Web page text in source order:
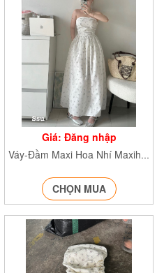
Giá: Đăng nhập
Váy-Đầm Maxi Hoa Nhí Maxihoa081
CHỌN MUA